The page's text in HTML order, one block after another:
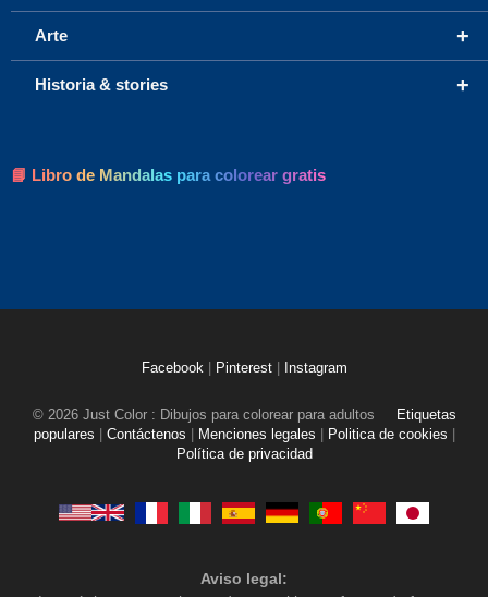
+
Arte
+
Historia & stories
📘 Libro de Mandalas para colorear gratis
Facebook Pinterest Instagram
© 2026 Just Color : Dibujos para colorear para adultos
Etiquetas
populares
Contáctenos Menciones legales Politica de cookies
Política de privacidad
Aviso legal: